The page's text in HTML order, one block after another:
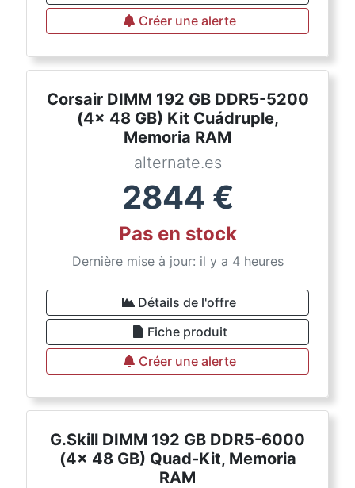
Créer une alerte
Corsair DIMM 192 GB DDR5-5200
(4x 48 GB) Kit Cuádruple,
Memoria RAM
alternate.es
2844 €
Pas en stock
Dernière mise à jour: il y a 4 heures
Détails de l'offre
Fiche produit
Créer une alerte
G.Skill DIMM 192 GB DDR5-6000
(4x 48 GB) Quad-Kit, Memoria
RAM